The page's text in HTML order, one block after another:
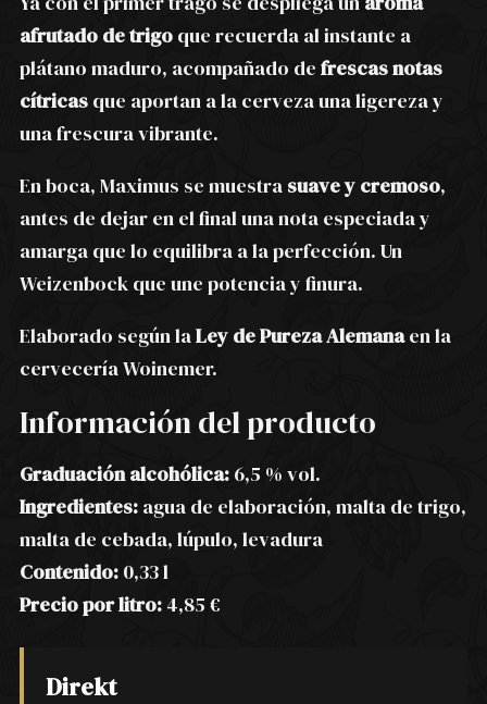
afrutado de trigo que recuerda al instante a
plátano maduro, acompañado de frescas notas
cítricas que aportan a la cerveza una ligereza y
una frescura vibrante.
En boca, Maximus se muestra suave y cremoso,
antes de dejar en el final una nota especiada y
amarga que lo equilibra a la perfección. Un
Weizenbock que une potencia y finura.
Elaborado según laLey de Pureza Alemanaen la
cervecería Woinemer.
Información del producto
Graduación alcohólica: 6,5 % vol.
Ingredientes: agua de elaboración, malta de trigo,
malta de cebada, lúpulo, levadura
Contenido: 0,33 l
Precio por litro: 4,85 €
Direkt